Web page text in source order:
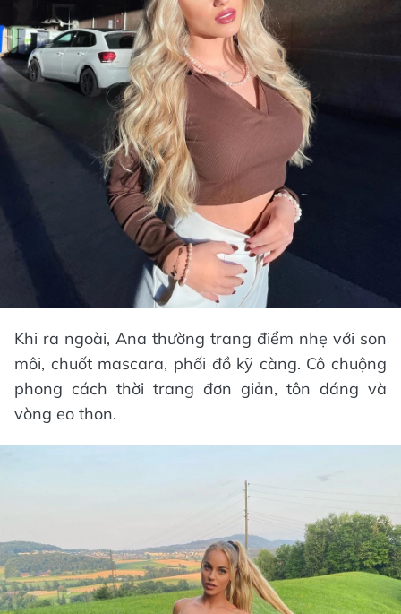
Khi ra ngoài, Ana thường trang điểm nhẹ với son
môi, chuốt mascara, phối đồ kỹ càng. Cô chuộng
phong cách thời trang đơn giản, tôn dáng và
vòng eo thon.